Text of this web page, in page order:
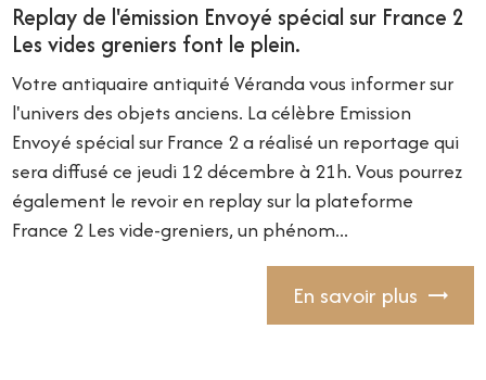
Replay de l'émission Envoyé spécial sur France 2
Les vides greniers font le plein.
Votre antiquaire antiquité Véranda vous informer sur
l'univers des objets anciens. La célèbre Emission
Envoyé spécial sur France 2 a réalisé un reportage qui
sera diffusé ce jeudi 12 décembre à 21h. Vous pourrez
également le revoir en replay sur la plateforme
France 2 Les vide-greniers, un phénom...
En savoir plus